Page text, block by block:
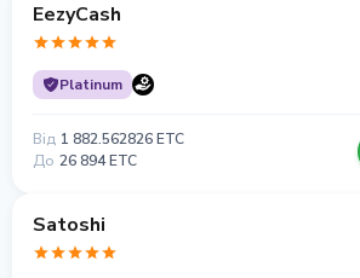
EezyCash
Platinum
Від 1 882.562826 ETC
До 26 894 ETC
Satoshi